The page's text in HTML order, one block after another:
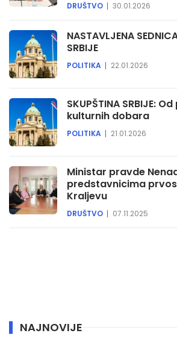
DRUŠTVO 30.01.2026
NASTAVLJENA
SRBIJE
POLITIKA 22.01.2026
SKUPŠTINA SRBIJE:
kulturnih dobara
POLITIKA 21.01.2026
Ministar pravde
predstavnicima
Kraljevu
DRUŠTVO 07.11.2025
NAJNOVIJE